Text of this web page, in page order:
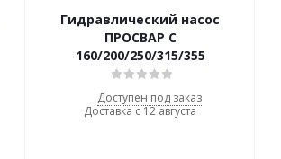
Гидравлический насос
ПРОСВАР С
160/200/250/315/355
Доступен под заказ
Доставка с 12 августа